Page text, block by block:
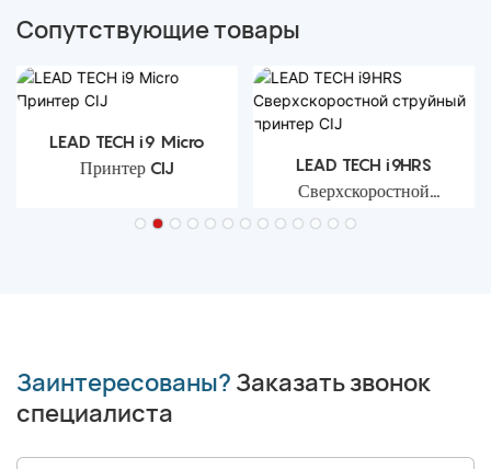
Сопутствующие товары
LEAD TECH i9 Micro
Принтер CIJ
LEAD TECH i9HRS
Сверхскоростной
струйный принтер CIJ
Заинтересованы? Заказать звонок
специалиста